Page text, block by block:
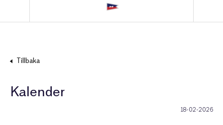
Tillbaka
Kalender
18-02-2026